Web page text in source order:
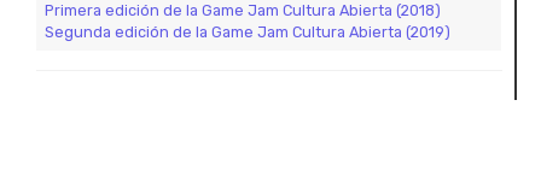
Primera edición de la Game Jam Cultura Abierta (2018)
Segunda edición de la Game Jam Cultura Abierta (2019)